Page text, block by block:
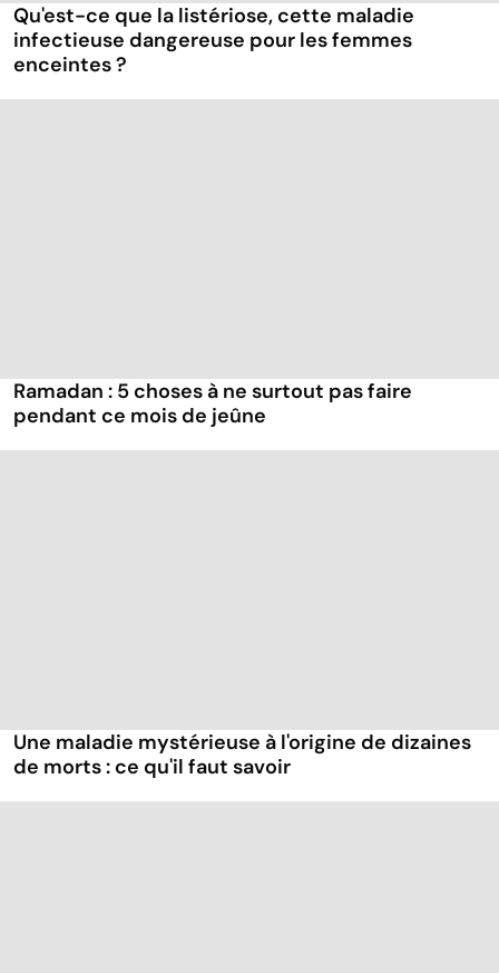
Qu'est-ce que la listériose, cette maladie
infectieuse dangereuse pour les femmes
enceintes ?
Ramadan : 5 choses à ne surtout pas faire
pendant ce mois de jeûne
Une maladie mystérieuse à l'origine de dizaines
de morts : ce qu'il faut savoir